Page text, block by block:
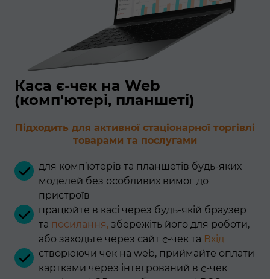
Каса є-чек на Web
(комп'ютері, планшеті)
Підходить для активної стаціонарної торгівлі
товарами та послугами
для комп’ютерів та планшетів будь-яких
моделей без особливих вимог до
пристроїв
працюйте в касі через будь-якій браузер
та посилання,збережіть його для роботи,
або заходьте через сайт є-чек та Вхід
створюючи чек на web, приймайте оплати
картками через інтегрований в є-чек